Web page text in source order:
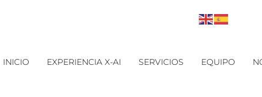
INICIO EXPERIENCIA X-AI SERVICIOS EQUIPO